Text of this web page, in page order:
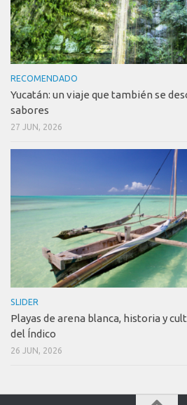
RECOMENDADO
Yucatán: un viaje que también se
sabores
27 JUN, 2026
SLIDER
Playas de arena blanca, historia y
del Índico
26 JUN, 2026